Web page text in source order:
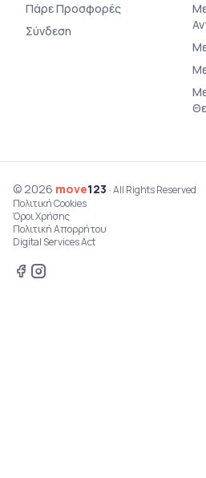
Πάρε Προσφορές
Σύνδεση
© 2026 move123 · All Rights Reserved
Πολιτική Cookies
Όροι Χρήσης
Πολιτική Απορρήτου
Digital Services Act